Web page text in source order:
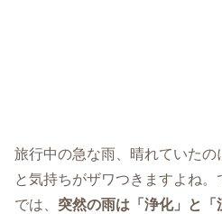
旅行中の急な雨、晴れていた
と気持ちがザワつきますよね
では、 突然の雨は「浄化」と「